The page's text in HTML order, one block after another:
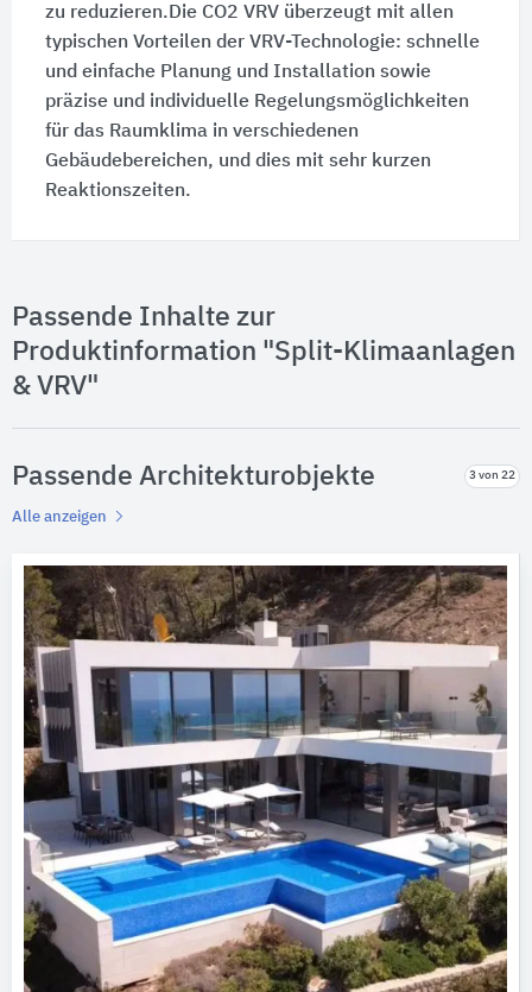
zu reduzieren.Die CO2 VRV überzeugt mit allen
typischen Vorteilen der VRV-Technologie: schnelle
und einfache Planung und Installation sowie
präzise und individuelle Regelungsmöglichkeiten
für das Raumklima in verschiedenen
Gebäudebereichen, und dies mit sehr kurzen
Reaktionszeiten.
Passende Inhalte zur
Produktinformation "Split-Klimaanlagen
& VRV"
Passende Architekturobjekte 3 von 22
Alle anzeigen